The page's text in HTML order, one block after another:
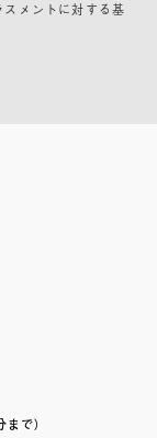
スメントに対する基
で）